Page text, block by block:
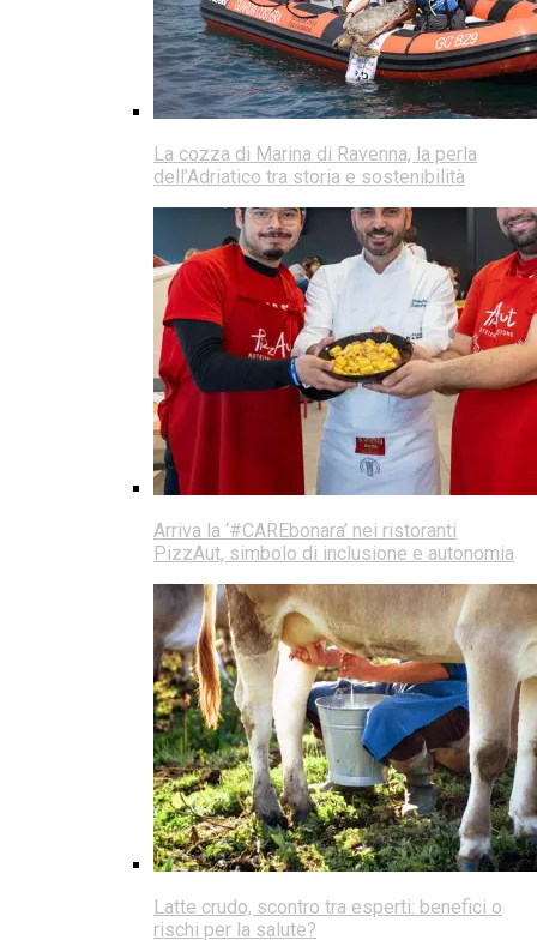
La cozza di Marina di Ravenna, la perla
dell’Adriatico tra storia e sostenibilità
Arriva la ‘#CAREbonara’ nei ristoranti
PizzAut, simbolo di inclusione e autonomia
Latte crudo, scontro tra esperti: benefici o
rischi per la salute?